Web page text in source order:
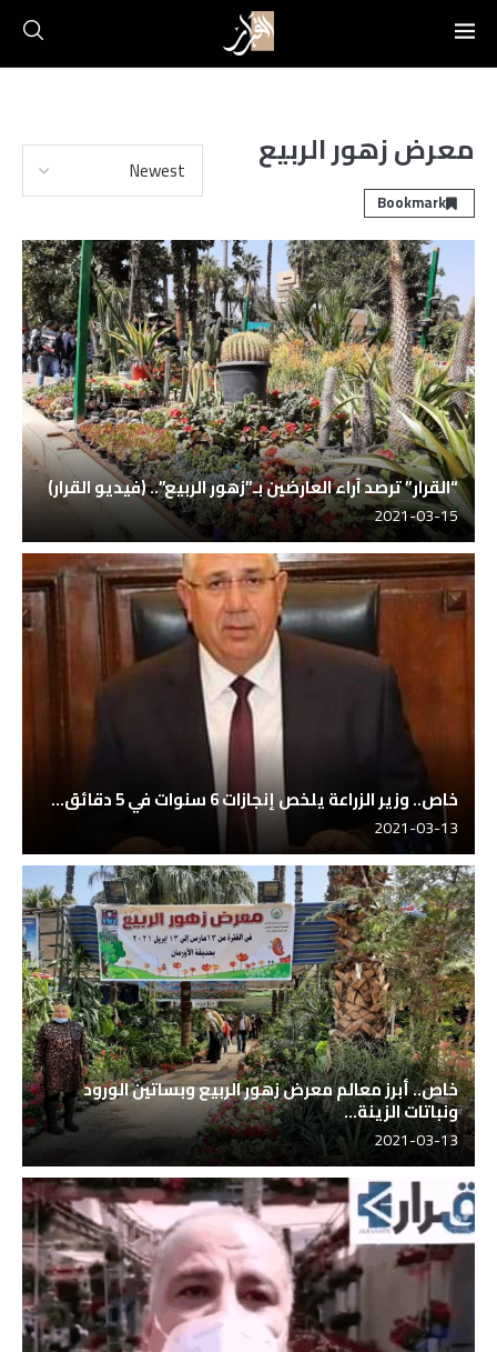
معرض زهور الربيع
Bookmark
“القرار” ترصد آراء العارضين بـ”زهور الربيع”.. (فيديو القرار)
2021-03-15
خاص.. وزير الزراعة يلخص إنجازات 6 سنوات في 5 دقائق...
2021-03-13
خاص.. أبرز معالم معرض زهور الربيع وبساتين الورود
ونباتات الزينة...
2021-03-13